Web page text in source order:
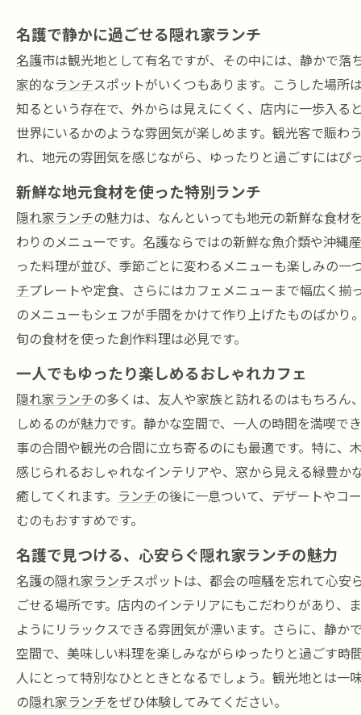
名護で静かに過ごせる隠れ家ランチ
名護市は観光地として有名ですが、その中には、静かで落
家的なランチスポットがいくつもあります。こうした場所
知るという存在で、外からは見えにくく、店内に一歩入る
世界にいるかのような雰囲気が楽しめます。観光客で賑わ
れ、地元の雰囲気を感じながら、ゆったりと過ごすにはぴ
新鮮な地元食材を使った特別ランチ
隠れ家ランチの魅力は、なんといっても地元の新鮮な食材
わりのメニューです。 名護ならではの新鮮な魚介類や沖縄
った料理が並び、季節ごとに変わるメニューも楽しみの一
チプレートや定食、さらにはカフェメニューまで幅広く揃
のメニューもシェフが手間をかけて作り上げたものばかり
旬の食材を使った創作料理は必見です。
一人でもゆったり楽しめるおしゃれカフェ
隠れ家ランチの多くは、友人や家族と訪れるのはもちろん
しめるのが魅力です。静かな空間で、一人の時間を満喫で
事の合間や観光の合間に立ち寄るのにも最適です。特に、
感じられるおしゃれなインテリアや、窓から見える緑豊か
癒してくれます。 ランチの後に一息ついて、デザートやコ
むのもおすすめです。
名護で見つける、心安らぐ隠れ家ランチの魅力
名護の隠れ家ランチスポットは、都会の喧騒を忘れて心安
ごせる場所です。店内のインテリアにもこだわりがあり、
ようにリラックスできる雰囲気が漂います。さらに、静か
空間で、美味しい料理を楽しみながらゆったりと過ごす時
人にとって特別なひとときとなるでしょう。観光地とは一
の隠れ家ランチをぜひ体験してみてください。